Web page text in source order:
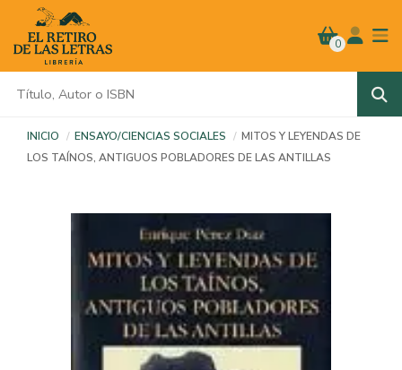
0
INICIO ENSAYO/CIENCIAS SOCIALES
MITOS Y LEYENDAS DE
LOS TAÍNOS, ANTIGUOS POBLADORES DE LAS ANTILLAS